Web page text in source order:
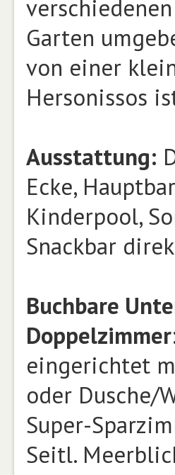
Garten
von einer
Hersonissos
Ausstattung:
Ecke,
Kinderpool,
Snackbar
Buchbare
Doppelzimmer
eingerichtet
oder Dusche/
Super-
Seitl.